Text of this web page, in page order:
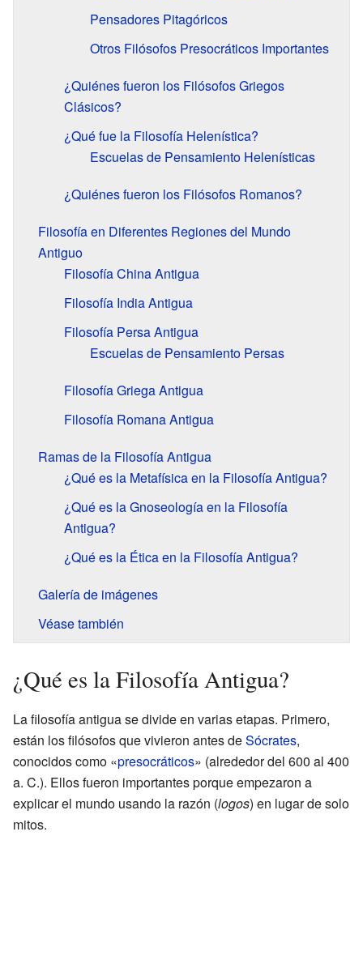
Pensadores Pitagóricos
Otros Filósofos Presocráticos Importantes
¿Quiénes fueron los Filósofos Griegos
Clásicos?
¿Qué fue la Filosofía Helenística?
Escuelas de Pensamiento Helenísticas
¿Quiénes fueron los Filósofos Romanos?
Filosofía en Diferentes Regiones del Mundo
Antiguo
Filosofía China Antigua
Filosofía India Antigua
Filosofía Persa Antigua
Escuelas de Pensamiento Persas
Filosofía Griega Antigua
Filosofía Romana Antigua
Ramas de la Filosofía Antigua
¿Qué es la Metafísica en la Filosofía Antigua?
¿Qué es la Gnoseología en la Filosofía
Antigua?
¿Qué es la Ética en la Filosofía Antigua?
Galería de imágenes
Véase también
¿Qué es la Filosofía Antigua?
La filosofía antigua se divide en varias etapas. Primero,
están los filósofos que vivieron antes deSócrates,
conocidos como «presocráticos» (alrededor del 600 al 400
a. C.). Ellos fueron importantes porque empezaron a
explicar el mundo usando la razón (logos) en lugar de solo
mitos.